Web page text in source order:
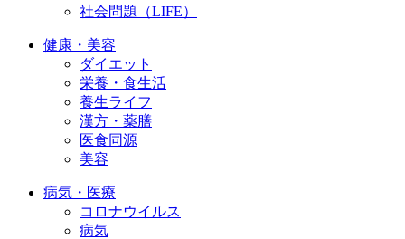
社会問題（LIFE）
健康・美容
ダイエット
栄養・食生活
養生ライフ
漢方・薬膳
医食同源
美容
病気・医療
コロナウイルス
病気